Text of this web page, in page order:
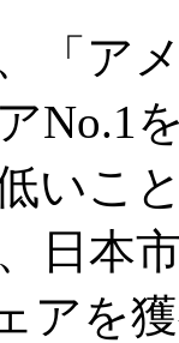
「ア
No.1
いこ
日本
アを